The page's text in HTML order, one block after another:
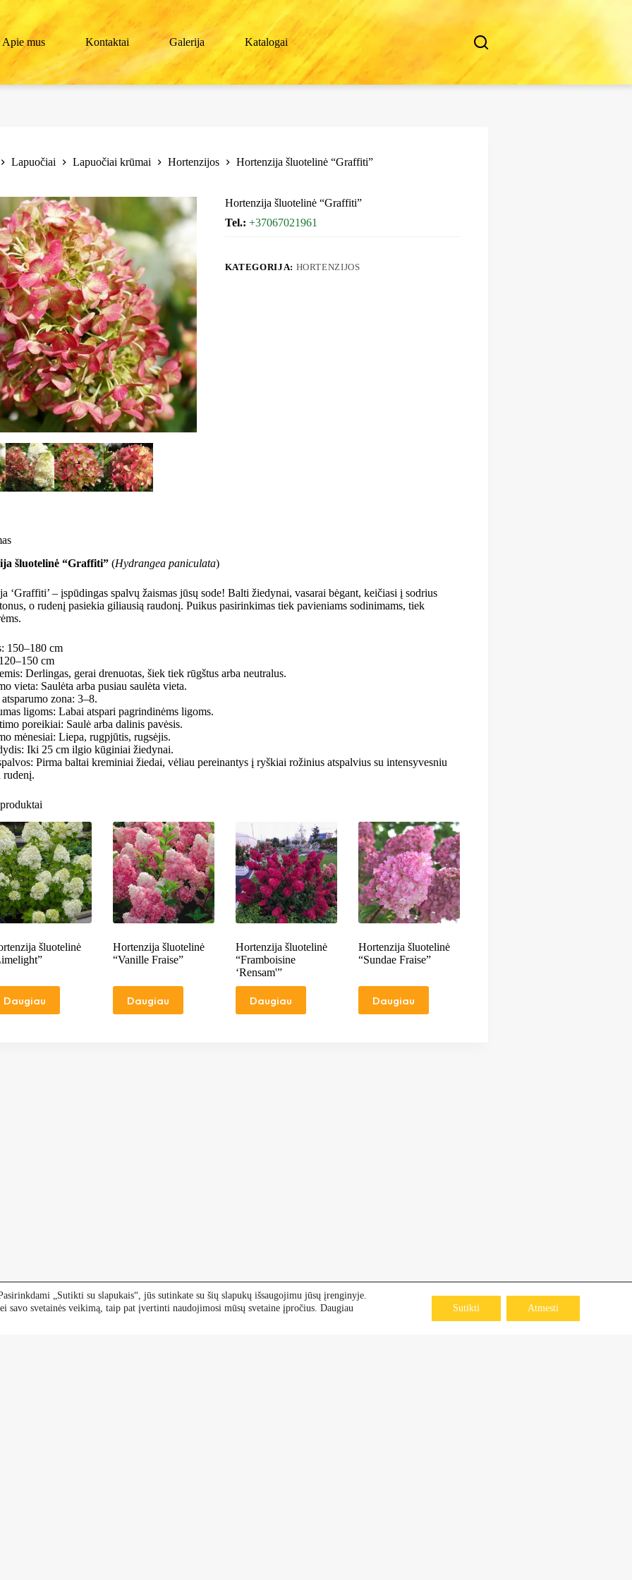
Apie mus Kontaktai Galerija Katalogai
Lapuočiai Lapuočiai krūmai Hortenzijos Hortenzija šluotelinė “Graffiti”
Hortenzija šluotelinė “Graffiti”
Tel.: +37067021961
KATEGORIJA: HORTENZIJOS
šluotelinė “Graffiti” (Hydrangea paniculata)
‘Graffiti’ – įspūdingas spalvų žaismas jūsų sode! Balti žiedynai, vasarai bėgant, keičiasi į sodrius
o rudenį pasiekia giliausią raudonį. Puikus pasirinkimas tiek pavieniams sodinimams, tiek
150–180 cm
cm
Derlingas, gerai drenuotas, šiek tiek rūgštus arba neutralus.
vieta: Saulėta arba pusiau saulėta vieta.
zona: 3–8.
ligoms: Labai atspari pagrindinėms ligoms.
poreikiai: Saulė arba dalinis pavėsis.
mėnesiai: Liepa, rugpjūtis, rugsėjis.
Iki 25 cm ilgio kūginiai žiedynai.
Pirma baltai kreminiai žiedai, vėliau pereinantys į ryškiai rožinius atspalvius su intensyvesniu
rudenį.
šluotelinė
Daugiau
Hortenzija šluotelinė
“Vanille Fraise”
Daugiau
Hortenzija šluotelinė
“Framboisine
‘Rensam'”
Daugiau
Hortenzija šluotelinė
“Sundae Fraise”
Daugiau
„Sutikti su slapukais“, jūs sutinkate su šių slapukų išsaugojimu jūsų įrenginyje.
savo svetainės veikimą, taip pat įvertinti naudojimosi mūsų svetaine įpročius. Daugiau
Sutikti Atmesti